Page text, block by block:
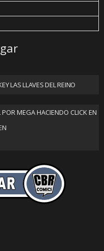
LAS LLAVES DEL REINO
MEGA HACIENDO CLICK EN